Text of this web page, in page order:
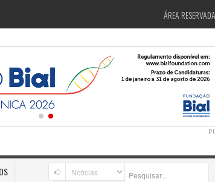
ÁREA RESERVADA